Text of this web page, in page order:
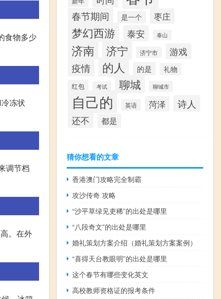
食物多少
冻状
调节档
。在外
春节期间 是一个 枣庄
梦幻西游 泰安 泰山
济南 济宁 济宁市 游戏
疫情 的人 的是
礼物
红包
考试 聊城 聊城市
自己的 英语 菏泽 诗人
还不 都是
猜你想看的文章
香港澳门攻略完全制霸
攻沙传奇 攻略
“沙平草绿见吏稀”的出处是哪里
“八段奇文”的出处是哪里
婚礼策划方案介绍（婚礼策划方案案例）
“喜得天台教眼明”的出处是哪里
这个春节有哪些变化英文
高校教师资格证的报考条件